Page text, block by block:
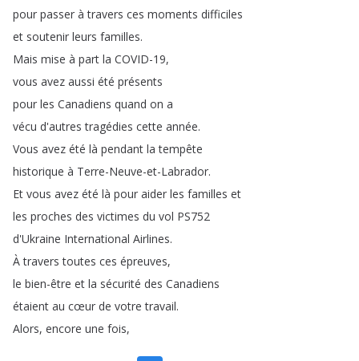
pour passer à travers ces moments difficiles
et soutenir leurs familles.
Mais mise à part la COVID-19,
vous avez aussi été présents
pour les Canadiens quand on a
vécu d'autres tragédies cette année.
Vous avez été là pendant la tempête
historique à Terre-Neuve-et-Labrador.
Et vous avez été là pour aider les familles et
les proches des victimes du vol PS752
d'Ukraine International Airlines.
À travers toutes ces épreuves,
le bien-être et la sécurité des Canadiens
étaient au cœur de votre travail.
Alors, encore une fois,